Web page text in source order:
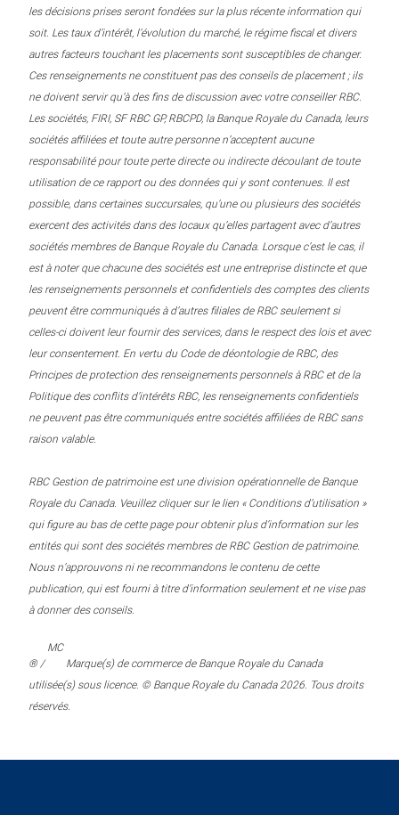
les décisions prises seront fondées sur la plus récente information qui
soit. Les taux d’intérêt, l’évolution du marché, le régime fiscal et divers
autres facteurs touchant les placements sont susceptibles de changer.
Ces renseignements ne constituent pas des conseils de placement ; ils
ne doivent servir qu’à des fins de discussion avec votre conseiller RBC.
Les sociétés, FIRI, SF RBC GP, RBCPD, la Banque Royale du Canada, leurs
sociétés affiliées et toute autre personne n’acceptent aucune
responsabilité pour toute perte directe ou indirecte découlant de toute
utilisation de ce rapport ou des données qui y sont contenues. Il est
possible, dans certaines succursales, qu’une ou plusieurs des sociétés
exercent des activités dans des locaux qu’elles partagent avec d’autres
sociétés membres de Banque Royale du Canada. Lorsque c’est le cas, il
est à noter que chacune des sociétés est une entreprise distincte et que
les renseignements personnels et confidentiels des comptes des clients
peuvent être communiqués à d’autres filiales de RBC seulement si
celles-ci doivent leur fournir des services, dans le respect des lois et avec
leur consentement. En vertu du Code de déontologie de RBC, des
Principes de protection des renseignements personnels à RBC et de la
Politique des conflits d’intérêts RBC, les renseignements confidentiels
ne peuvent pas être communiqués entre sociétés affiliées de RBC sans
raison valable.
RBC Gestion de patrimoine est une division opérationnelle de Banque
Royale du Canada. Veuillez cliquer sur le lien « Conditions d’utilisation »
qui figure au bas de cette page pour obtenir plus d’information sur les
entités qui sont des sociétés membres de RBC Gestion de patrimoine.
Nous n’approuvons ni ne recommandons le contenu de cette
publication, qui est fourni à titre d’information seulement et ne vise pas
à donner des conseils.
® /
MC
Marque(s) de commerce de Banque Royale du Canada
utilisée(s) sous licence. © Banque Royale du Canada 2026. Tous droits
réservés.